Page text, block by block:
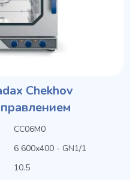
Chekhov
CC06M0
6 600х400 - GN1/1
10.5